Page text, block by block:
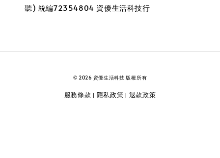
聽) 統編72354804 資優生活科技行
© 2026 資優生活科技 版權所有
服務條款 | 隱私政策 | 退款政策